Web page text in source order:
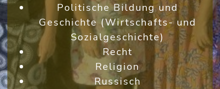
Politische Bildung und
Geschichte (Wirtschafts- und
Sozialgeschichte)
Recht
Religion
Russisch